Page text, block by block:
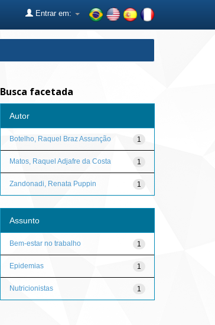
Entrar em:
Busca facetada
Autor
1
Botelho, Raquel Braz Assunção
1
Matos, Raquel Adjafre da Costa
1
Zandonadi, Renata Puppin
Assunto
1
Bem-estar no trabalho
1
Epidemias
1
Nutricionistas